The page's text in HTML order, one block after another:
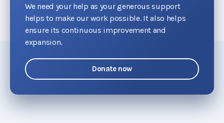
We need your help as your generous support
helps to make our work possible. It also helps
ensure its continuous improvement and
expansion.
Donate now